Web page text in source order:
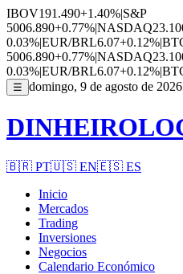
IBOV191.490+1.40%|S&P
5006.890+0.77%|NASDAQ
0.03%|EUR/BRL6.07+0.12%|
5006.890+0.77%|NASDAQ
0.03%|EUR/BRL6.07+0.12%|
☰ domingo, 9 de agosto de 2026
🇧🇷 PT🇺🇸 EN🇪🇸 ES
Inicio
Mercados
Trading
Inversiones
Negocios
Calendario Económico